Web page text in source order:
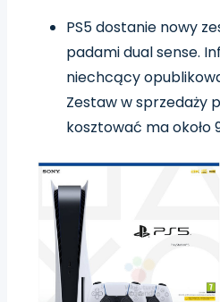
PS5 dostanie nowy
padami dual sense.
niechcący
Zestaw w sprzedaży
kosztować ma około